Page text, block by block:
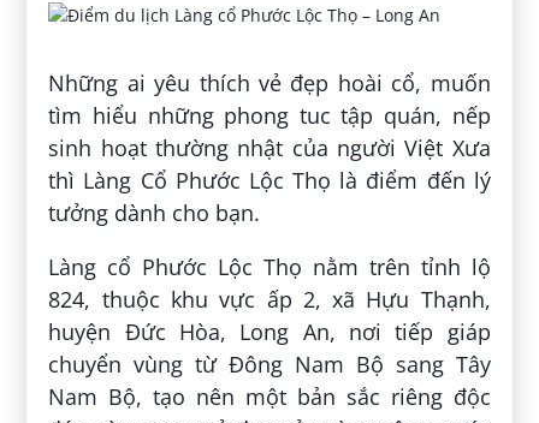
Những ai yêu thích vẻ đẹp hoài cổ, muốn
tìm hiểu những phong tuc tập quán, nếp
sinh hoạt thường nhật của người Việt Xưa
thì Làng Cổ Phước Lộc Thọ là điểm đến lý
tưởng dành cho bạn.
Làng cổ Phước Lộc Thọ nằm trên tỉnh lộ
824, thuộc khu vực ấp 2, xã Hựu Thạnh,
huyện Đức Hòa, Long An, nơi tiếp giáp
chuyển vùng từ Đông Nam Bộ sang Tây
Nam Bộ, tạo nên một bản sắc riêng độc